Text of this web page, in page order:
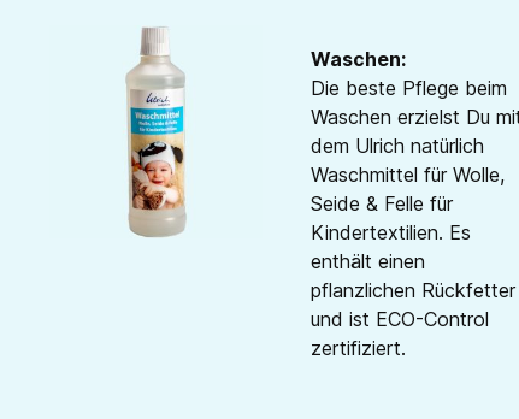
Waschen:
Die beste Pflege beim
Waschen erzielst Du
dem Ulrich natürlich
Waschmittel für Wolle,
Seide & Felle für
Kindertextilien. Es
enthält einen
pflanzlichen Rückfetter
und ist ECO-Control
zertifiziert.